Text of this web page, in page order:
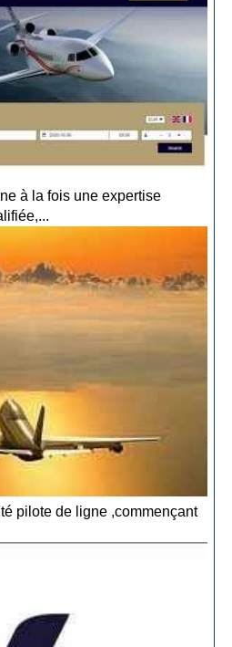
à la fois une expertise
pilote de ligne ,commençant